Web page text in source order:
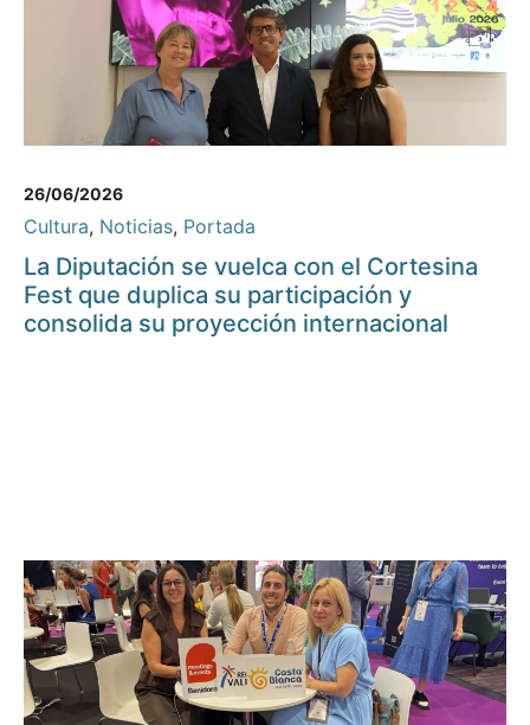
26/06/2026
Cultura, Noticias, Portada
La Diputación se vuelca con el Cortesina
Fest que duplica su participación y
consolida su proyección internacional